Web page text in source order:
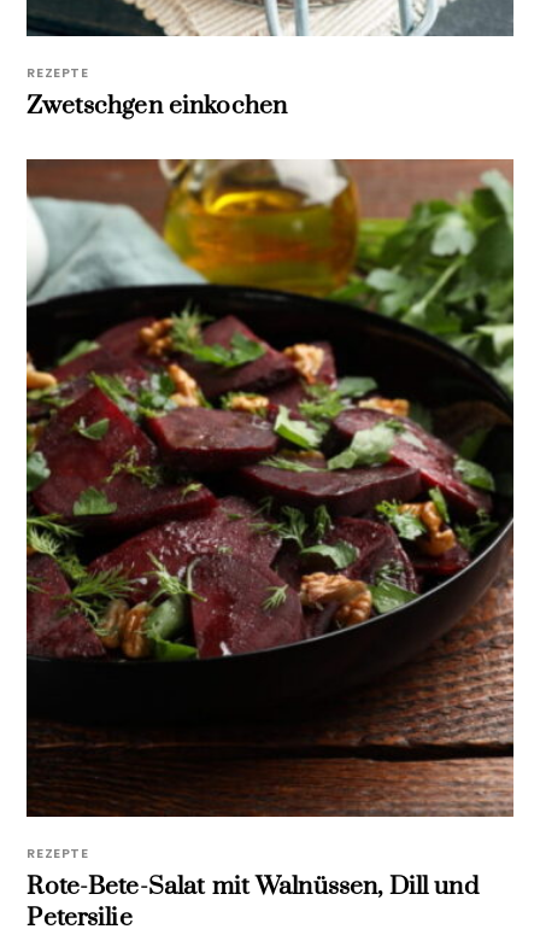
REZEPTE
Zwetschgen einkochen
REZEPTE
Rote-Bete-Salat mit Walnüssen, Dill und
Petersilie